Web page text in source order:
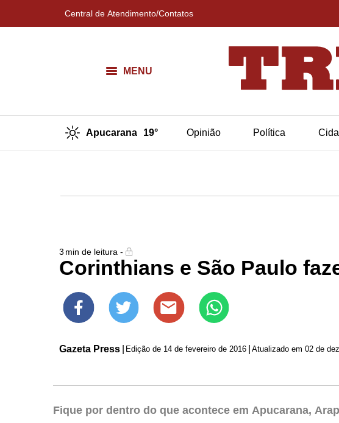
Central de Atendimento/Contatos
MENU
Apucarana 19° Opinião Política
3 min de leitura -
Corinthians e São Paulo
Gazeta Press Edição de 14 de fevereiro de 2016
Fique por dentro do que acontece em Apucarana,